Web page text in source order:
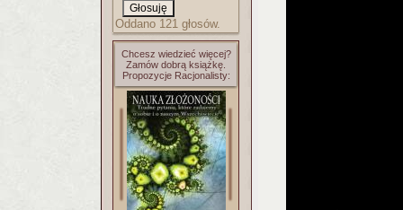
Oddano 121 głosów.
Chcesz wiedzieć więcej?
Zamów dobrą książkę.
Propozycje Racjonalisty: